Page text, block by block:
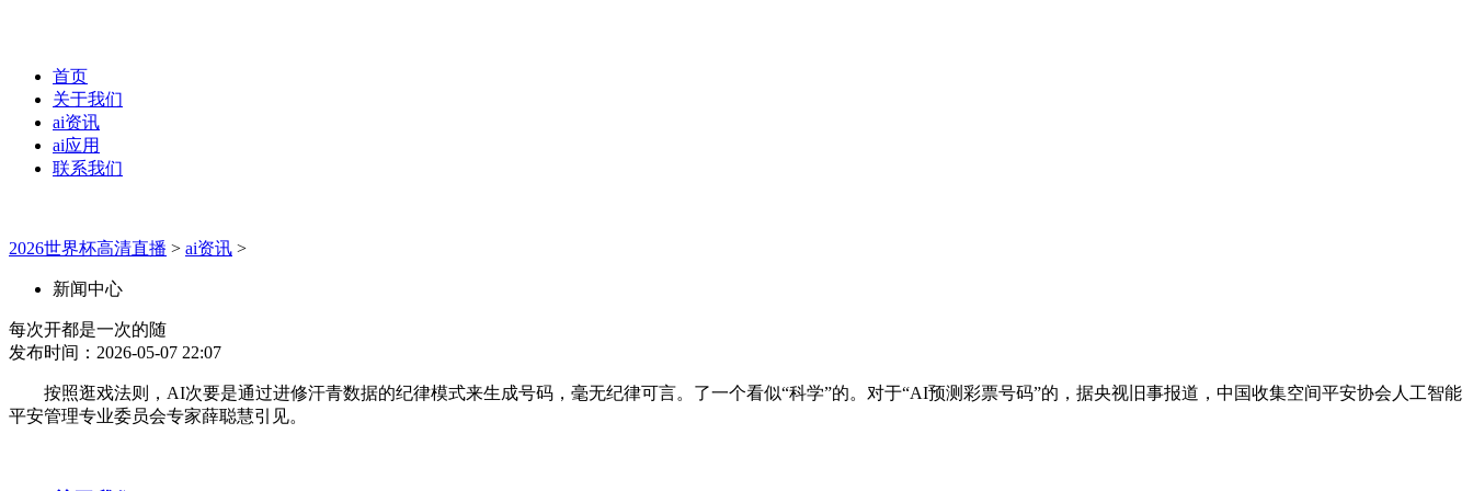
首页
关于我们
ai资讯
ai应用
联系我们
2026世界杯高清直播 > ai资讯 >
新闻中心
每次开都是一次的随
发布时间：2026-05-07 22:07
按照逛戏法则，AI次要是通过进修汗青数据的纪律模式来生成号码，毫无纪律可言。了一个看似“科学”的。对于“AI预测彩票号码”的，据央视旧事报道，中国收集空间平安协会人工智能
平安管理专业委员会专家薛聪慧引见。